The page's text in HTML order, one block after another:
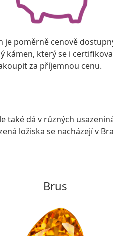
je poměrně cenově
kámen, který se i
za příjemnou cenu.
také dá v různých
ložiska se nacházejí v
Brus